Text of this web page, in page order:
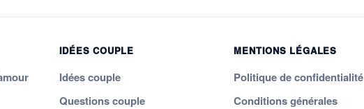
IDÉES COUPLE
Idées couple
Questions couple
MENTIONS LÉGALES
Politique de confidentialité
Conditions générales